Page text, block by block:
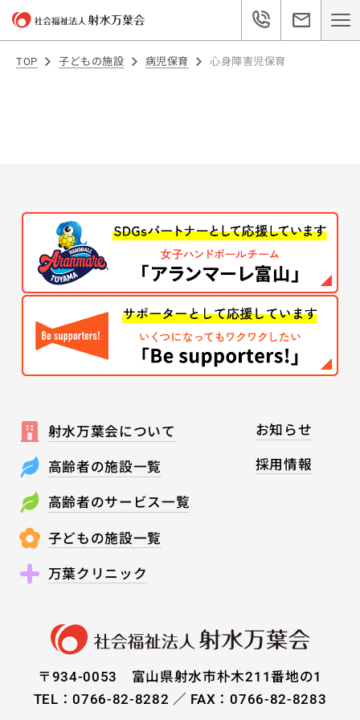
TOP 子どもの施設 病児保育 心身障害児保育
射水万葉会について
高齢者の施設一覧
高齢者のサービス一覧
子どもの施設一覧
万葉クリニック
お知らせ
採用情報
〒934-0053 富山県射水市朴木211番地の1
TEL：0766-82-8282 ／ FAX：0766-82-8283